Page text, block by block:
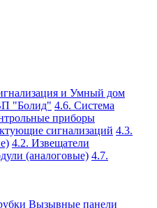
и Умный дом
"Болид" 4.6. Система
приборы
сигнализаций 4.3.
4.2. Извещатели
(аналоговые) 4.7.
Вызывные панели